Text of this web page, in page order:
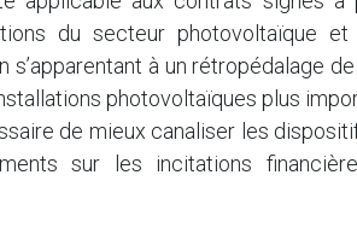
du secteur photovoltaïque
à un rétropédalage
photovoltaïques plus
de mieux canaliser les
sur les incitations